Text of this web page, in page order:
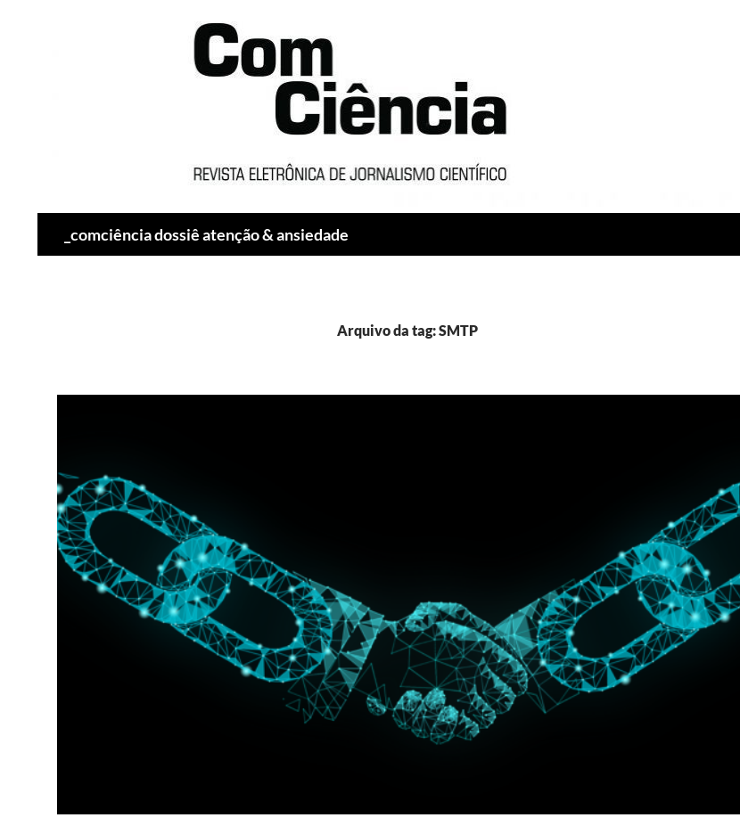
_comciência dossiê atenção & ansiedade
Arquivo da tag: SMTP